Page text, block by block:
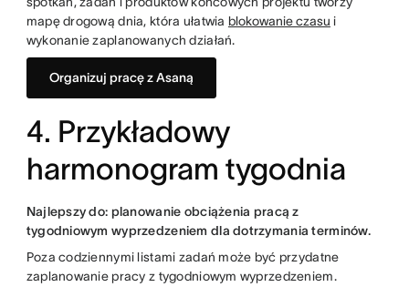
mapę drogową dnia, która ułatwia blokowanie czasu i
wykonanie zaplanowanych działań.
Organizuj pracę z Asaną
4. Przykładowy
harmonogram tygodnia
Najlepszy do: planowanie obciążenia pracą z
tygodniowym wyprzedzeniem dla dotrzymania terminów.
Poza codziennymi listami zadań może być przydatne
zaplanowanie pracy z tygodniowym wyprzedzeniem.